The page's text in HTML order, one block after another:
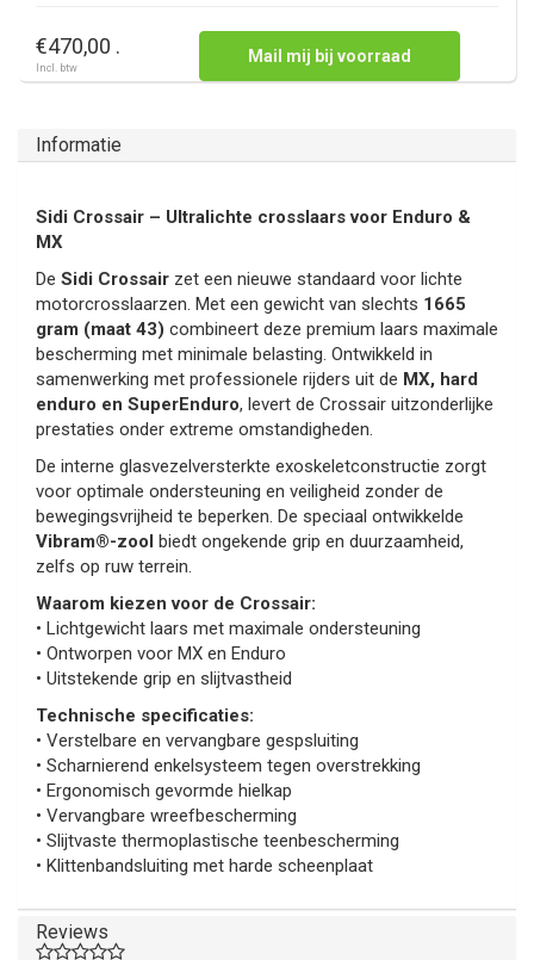
€470,00 .
Incl. btw
Mail mij bij voorraad
Informatie
Sidi Crossair – Ultralichte crosslaars voor Enduro &
MX
De Sidi Crossair zet een nieuwe standaard voor lichte
motorcrosslaarzen. Met een gewicht van slechts 1665
gram (maat 43) combineert deze premium laars maximale
bescherming met minimale belasting. Ontwikkeld in
samenwerking met professionele rijders uit de MX, hard
enduro en SuperEnduro, levert de Crossair uitzonderlijke
prestaties onder extreme omstandigheden.
De interne glasvezelversterkte exoskeletconstructie zorgt
voor optimale ondersteuning en veiligheid zonder de
bewegingsvrijheid te beperken. De speciaal ontwikkelde
Vibram®-zool biedt ongekende grip en duurzaamheid,
zelfs op ruw terrein.
Waarom kiezen voor de Crossair:
• Lichtgewicht laars met maximale ondersteuning
• Ontworpen voor MX en Enduro
• Uitstekende grip en slijtvastheid
Technische specificaties:
• Verstelbare en vervangbare gespsluiting
• Scharnierend enkelsysteem tegen overstrekking
• Ergonomisch gevormde hielkap
• Vervangbare wreefbescherming
• Slijtvaste thermoplastische teenbescherming
• Klittenbandsluiting met harde scheenplaat
Reviews